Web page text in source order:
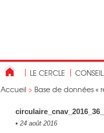
LE CERCLE
Accueil > Base de données «
• 24 août 2016